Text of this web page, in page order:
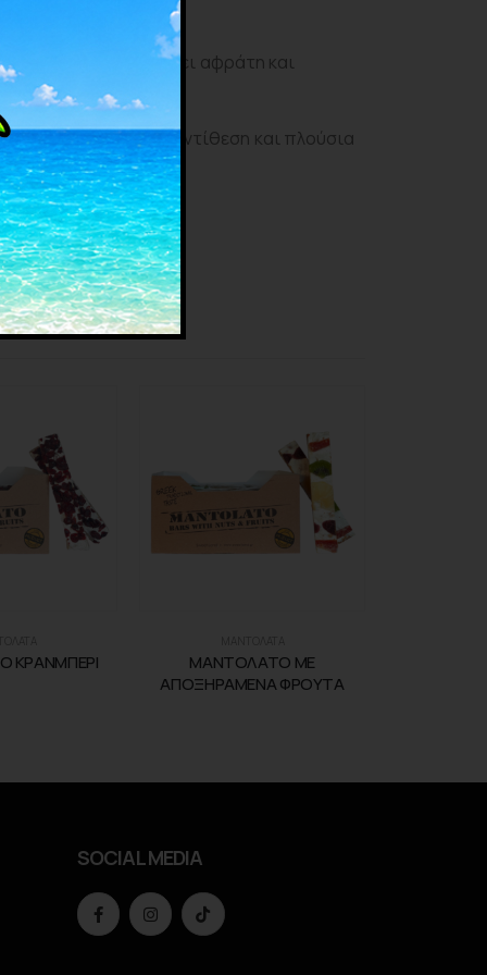
το οποίο προσδίδει αφράτη και
σοκολατένια αντίθεση και πλούσια
ημέρας.
ΚΡΑΝΜΠΕΡΙ
ΜΑΝΤΟΛΑΤΟ ΜΕ
ΑΠΟΞΗΡΑΜΕΝΑ ΦΡΟΥΤΑ
SOCIAL MEDIA